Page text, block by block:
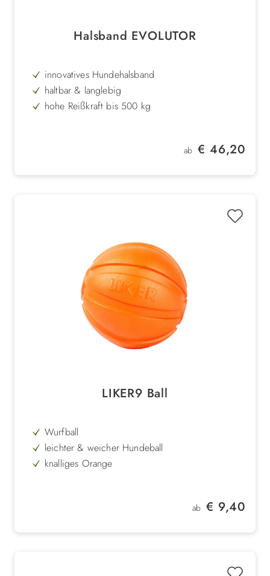
Halsband EVOLUTOR
innovatives Hundehalsband
haltbar & langlebig
hohe Reißkraft bis 500 kg
Regulärer Preis:
ab € 46,20
LIKER9 Ball
Wurfball
leichter & weicher Hundeball
knalliges Orange
Regulärer Preis:
ab € 9,40